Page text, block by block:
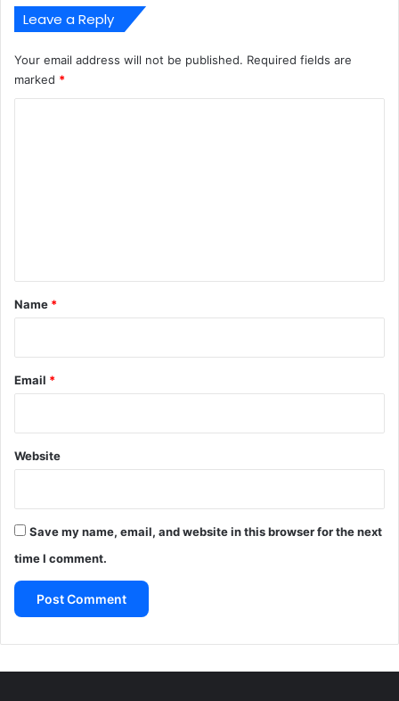
Leave a Reply
Your email address will not be published. Required fields are
marked *
*
Name *
Email *
Website
Save my name, email, and website in this browser for the next
time I comment.